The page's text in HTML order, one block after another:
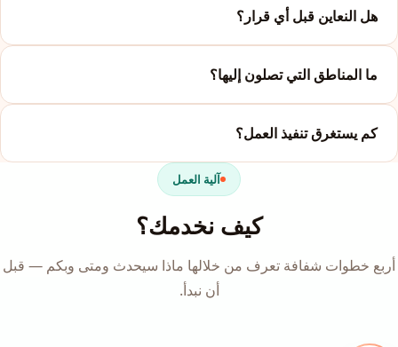
هل النعاين قبل أي قرار؟
ما المناطق التي تصلون إليها؟
كم يستغرق تنفيذ العمل؟
آلية العمل
كيف نخدمك؟
أربع خطوات شفافة تعرف من خلالها ماذا سيحدث ومتى وبكم — قبل
أن نبدأ.